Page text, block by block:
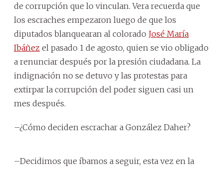
de corrupción que lo vinculan. Vera recuerda que
los escraches empezaron luego de que los
diputados blanquearan al colorado José María
Ibáñez el pasado 1 de agosto, quien se vio obligado
a renunciar después por la presión ciudadana. La
indignación no se detuvo y las protestas para
extirpar la corrupción del poder siguen casi un
mes después.
–¿Cómo deciden escrachar a González Daher?
–Decidimos que íbamos a seguir, esta vez en la